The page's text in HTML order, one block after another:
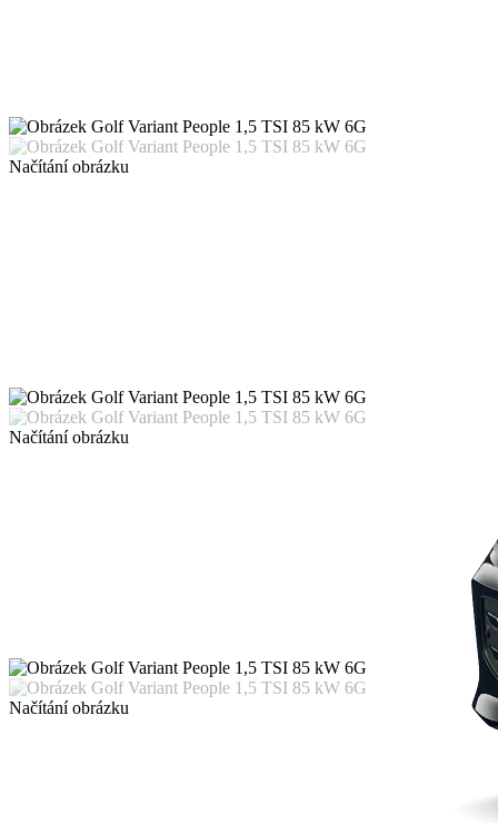
Načítání obrázku
Načítání obrázku
Načítání obrázku